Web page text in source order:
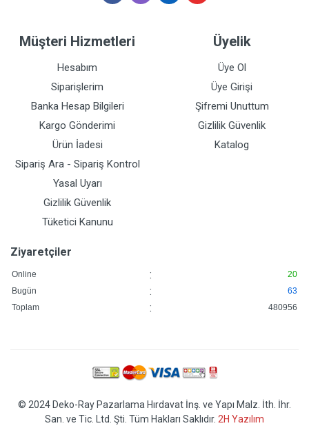
Müşteri Hizmetleri
Hesabım
Siparişlerim
Banka Hesap Bilgileri
Kargo Gönderimi
Ürün İadesi
Sipariş Ara - Sipariş Kontrol
Yasal Uyarı
Gizlilik Güvenlik
Tüketici Kanunu
Üyelik
Üye Ol
Üye Girişi
Şifremi Unuttum
Gizlilik Güvenlik
Katalog
Ziyaretçiler
Online :
20
Bugün
:
63
Toplam
: 480956
© 2024 Deko-Ray Pazarlama Hırdavat İnş. ve Yapı Malz. İth. İhr.
San. ve Tic. Ltd. Şti. Tüm Hakları Saklıdır. 2H Yazılım